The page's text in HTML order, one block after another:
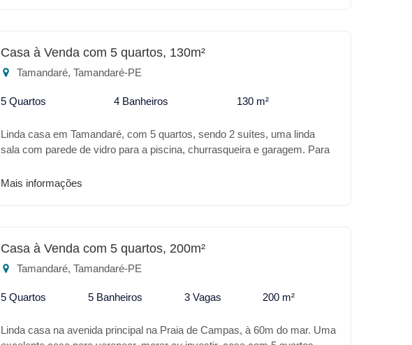
Casa à Venda com 5 quartos, 130m²
Tamandaré, Tamandaré-PE
5 Quartos 4 Banheiros 130 m²
Linda casa em Tamandaré, com 5 quartos, sendo 2 suítes, uma linda
sala com parede de vidro para a piscina, churrasqueira e garagem. Para
Mais informações
Casa à Venda com 5 quartos, 200m²
Tamandaré, Tamandaré-PE
5 Quartos 5 Banheiros 3 Vagas 200 m²
Linda casa na avenida principal na Praia de Campas, à 60m do mar. Uma